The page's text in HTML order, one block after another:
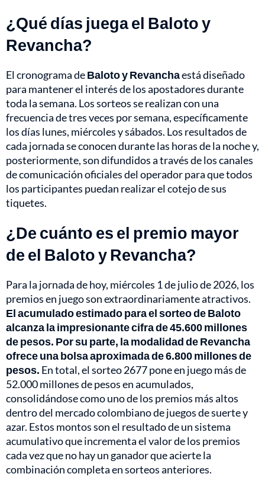
¿Qué días juega el Baloto y
Revancha?
El cronograma deBaloto y Revanchaestá diseñado
para mantener el interés de los apostadores durante
toda la semana. Los sorteos se realizan con una
frecuencia de tres veces por semana, específicamente
los días lunes, miércoles y sábados. Los resultados de
cada jornada se conocen durante las horas de la noche y,
posteriormente, son difundidos a través de los canales
de comunicación oficiales del operador para que todos
los participantes puedan realizar el cotejo de sus
tiquetes.
¿De cuánto es el premio mayor
de el Baloto y Revancha?
Para la jornada de hoy, miércoles 1 de julio de 2026, los
premios en juego son extraordinariamente atractivos.
El acumulado estimado para el sorteo de Baloto
alcanza la impresionante cifra de 45.600 millones
de pesos. Por su parte, la modalidad de Revancha
ofrece una bolsa aproximada de 6.800 millones de
pesos. En total, el sorteo 2677 pone en juego más de
52.000 millones de pesos en acumulados,
consolidándose como uno de los premios más altos
dentro del mercado colombiano de juegos de suerte y
azar. Estos montos son el resultado de un sistema
acumulativo que incrementa el valor de los premios
cada vez que no hay un ganador que acierte la
combinación completa en sorteos anteriores.